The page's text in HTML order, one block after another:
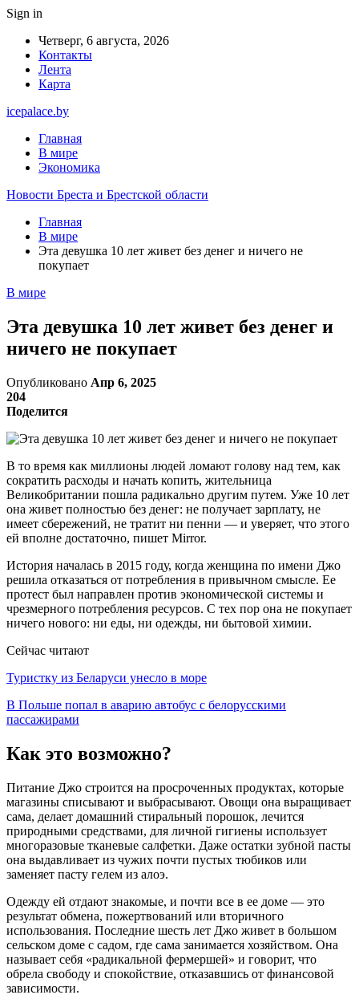
Sign in
Четверг, 6 августа, 2026
Контакты
Лента
Карта
icepalace.by
Главная
В мире
Экономика
Новости Бреста и Брестской области
Главная
В мире
Эта девушка 10 лет живет без денег и ничего не
покупает
В мире
Эта девушка 10 лет живет без денег и
ничего не покупает
Опубликовано Апр 6, 2025
204
Поделится
В то время как миллионы людей ломают голову над тем, как
сократить расходы и начать копить, жительница
Великобритании пошла радикально другим путем. Уже 10 лет
она живет полностью без денег: не получает зарплату, не
имеет сбережений, не тратит ни пенни — и уверяет, что этого
ей вполне достаточно, пишет Mirror.
История началась в 2015 году, когда женщина по имени Джо
решила отказаться от потребления в привычном смысле. Ее
протест был направлен против экономической системы и
чрезмерного потребления ресурсов. С тех пор она не покупает
ничего нового: ни еды, ни одежды, ни бытовой химии.
Сейчас читают
Туристку из Беларуси унесло в море
В Польше попал в аварию автобус с белорусскими
пассажирами
Как это возможно?
Питание Джо строится на просроченных продуктах, которые
магазины списывают и выбрасывают. Овощи она выращивает
сама, делает домашний стиральный порошок, лечится
природными средствами, для личной гигиены использует
многоразовые тканевые салфетки. Даже остатки зубной пасты
она выдавливает из чужих почти пустых тюбиков или
заменяет пасту гелем из алоэ.
Одежду ей отдают знакомые, и почти все в ее доме — это
результат обмена, пожертвований или вторичного
использования. Последние шесть лет Джо живет в большом
сельском доме с садом, где сама занимается хозяйством. Она
называет себя «радикальной фермершей» и говорит, что
обрела свободу и спокойствие, отказавшись от финансовой
зависимости.